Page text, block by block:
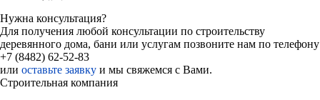
Нужна консультация?
Для получения любой консультации по строительству
деревянного дома, бани или услугам позвоните нам по телефону
+7 (8482) 62-52-83
или оставьте заявку и мы свяжемся с Вами.
Строительная компания